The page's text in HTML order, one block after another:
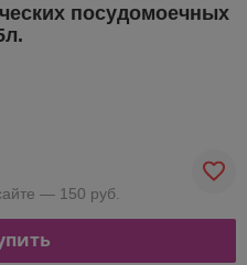
посудомоечных
— 150 руб.